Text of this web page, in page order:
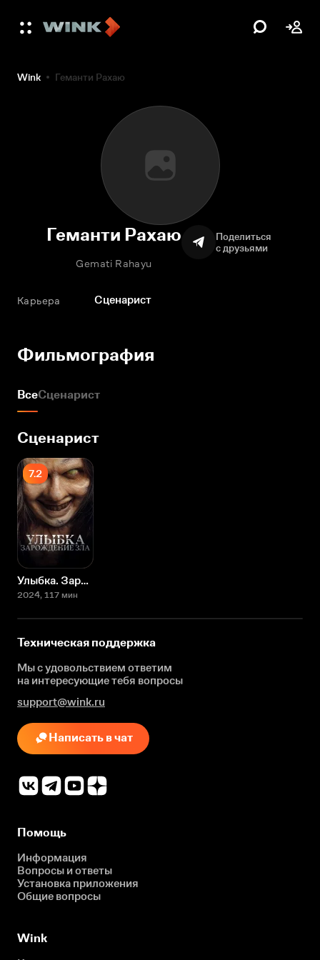
Wink Геманти Рахаю
Геманти Рахаю
Gemati Rahayu
Поделиться
с друзьями
Карьера Сценарист
Фильмография
ВсеСценарист
Сценарист
7.2
Улыбка. Зарождение зла
2024, 117 мин
Техническая поддержка
Мы с удовольствием ответим
на интересующиетебя вопросы
support@wink.ru
Написать в чат
Помощь
Информация
Вопросы и ответы
Установка приложения
Общие вопросы
Wink